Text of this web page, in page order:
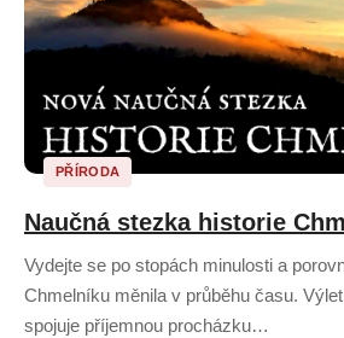
PŘÍRODA
Naučná stezka historie
Vydejte se po stopách minulosti a
Chmelníku měnila v průběhu času.
spojuje příjemnou procházku…